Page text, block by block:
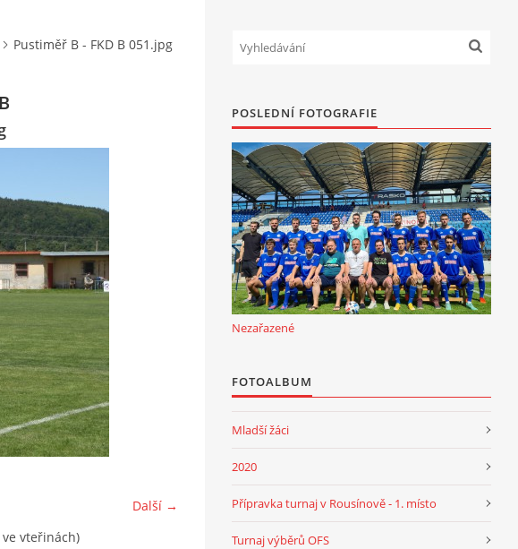
Pustiměř B - FKD B 051.jpg
Další →
ve vteřinách)
POSLEDNÍ FOTOGRAFIE
Nezařazené
FOTOALBUM
Mladší žáci
2020
Přípravka turnaj v Rousínově - 1. místo
Turnaj výběrů OFS